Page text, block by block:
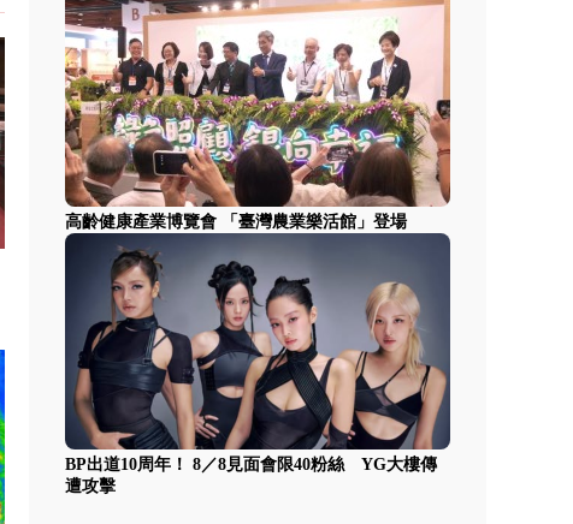
高齡健康產業博覽會 「臺灣農業樂活館」登場
BP出道10周年！ 8／8見面會限40粉絲 YG大樓傳
遭攻擊